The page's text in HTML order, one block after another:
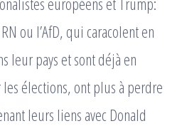
ou l’AfD, qui caracolent en
leur pays et sont déjà en
élections, ont plus à perdre
leurs liens avec Donald